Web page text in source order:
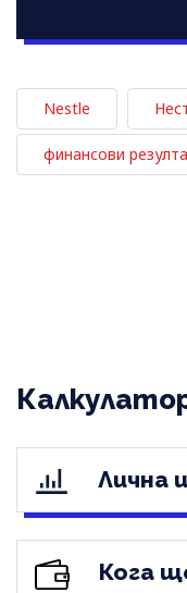
Nestle
финансови
Лична
Кога